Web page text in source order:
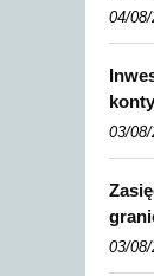
04/
03/
03/